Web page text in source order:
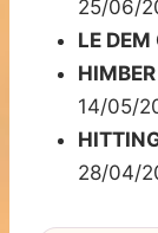
25/06/
LE DEM
14/05/
28/04/